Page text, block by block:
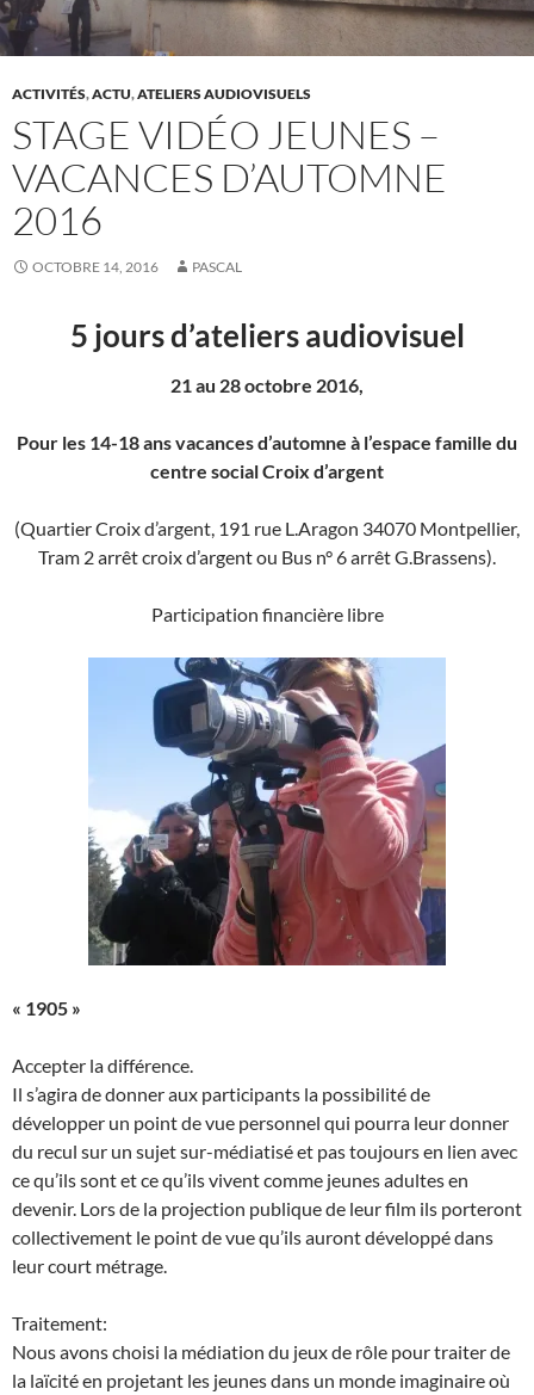
ACTIVITÉS,ACTU,ATELIERS AUDIOVISUELS
STAGE VIDÉO JEUNES –
VACANCES D’AUTOMNE
2016
OCTOBRE 14, 2016 PASCAL
5 jours d’ateliers audiovisuel
21 au 28 octobre 2016,
Pour les 14-18 ans vacances d’automne à l’espace famille du
centre social Croix d’argent
(Quartier Croix d’argent, 191 rue L.Aragon 34070 Montpellier,
Tram 2 arrêt croix d’argent ou Bus n° 6 arrêt G.Brassens).
Participation financière libre
« 1905 »
Accepter la différence.
Il s’agira de donner aux participants la possibilité de
développer un point de vue personnel qui pourra leur donner
du recul sur un sujet sur-médiatisé et pas toujours en lien avec
ce qu’ils sont et ce qu’ils vivent comme jeunes adultes en
devenir. Lors de la projection publique de leur film ils porteront
collectivement le point de vue qu’ils auront développé dans
leur court métrage.
Traitement:
Nous avons choisi la médiation du jeux de rôle pour traiter de
la laïcité en projetant les jeunes dans un monde imaginaire où